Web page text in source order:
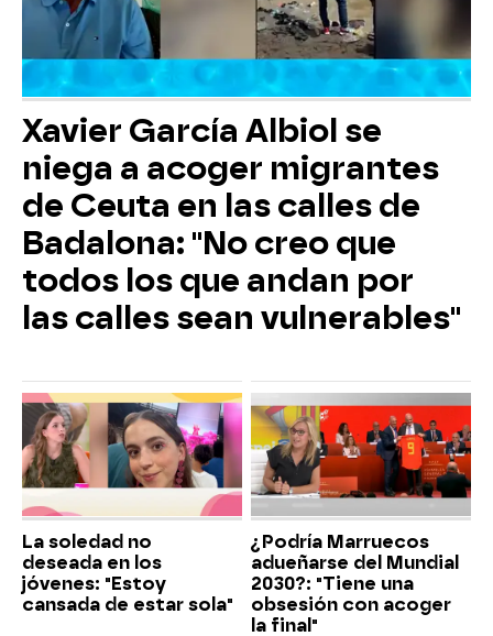
Xavier García Albiol se
niega a acoger migrantes
de Ceuta en las calles de
Badalona: "No creo que
todos los que andan por
las calles sean vulnerables"
La soledad no
deseada en los
jóvenes: "Estoy
cansada de estar sola"
¿Podría Marruecos
adueñarse del Mundial
2030?: "Tiene una
obsesión con acoger
la final"